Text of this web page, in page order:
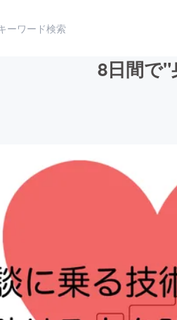
アート・写真
テクノロジー・ガジェット
映像・映画
ビジネス・起業
8日間で